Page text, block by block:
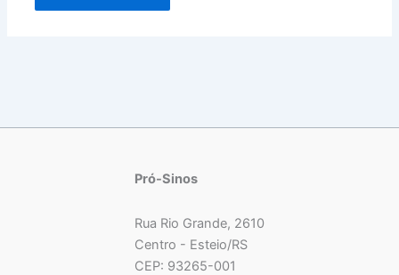
Pró-Sinos
Rua Rio Grande, 2610
Centro - Esteio/RS
CEP: 93265-001